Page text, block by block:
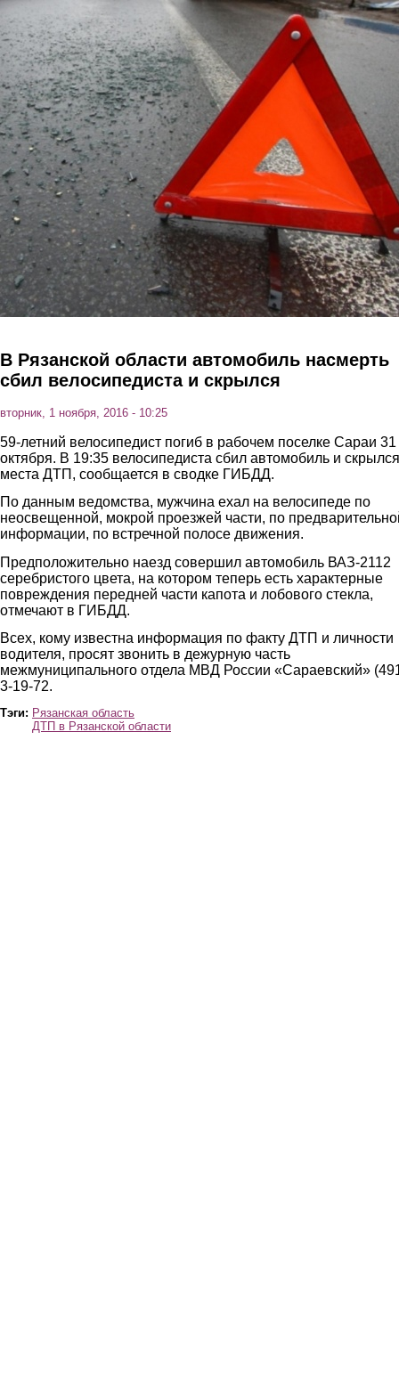
Перейти к основному содержанию
В Рязанской области автомобиль насмерть
сбил велосипедиста и скрылся
вторник, 1 ноября, 2016 - 10:25
59-летний велосипедист погиб в рабочем поселке Сараи 31
октября. В 19:35 велосипедиста сбил автомобиль и
места ДТП, сообщается в сводке ГИБДД.
По данным ведомства, мужчина ехал на велосипеде по
неосвещенной, мокрой проезжей части, по
информации, по встречной полосе движения.
Предположительно наезд совершил автомобиль ВАЗ-2112
серебристого цвета, на котором теперь есть характерные
повреждения передней части капота и лобового стекла,
отмечают в ГИБДД.
Всех, кому известна информация по факту ДТП и личности
водителя, просят звонить в дежурную часть
межмуниципального отдела МВД России «Сараевский»
3-19-72.
Тэги: Рязанская область
ДТП в Рязанской области